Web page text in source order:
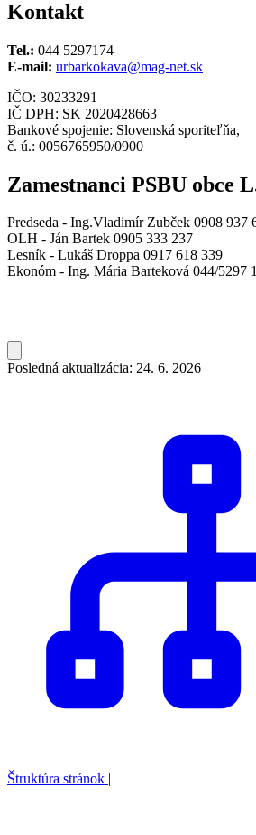
Kontakt
Tel.: 044 5297174
E-mail: urbarkokava@mag-net.sk
IČO: 30233291
IČ DPH: SK 2020428663
Bankové spojenie: Slovenská sporiteľňa,
č. ú.: 0056765950/0900
Zamestnanci PSBU obce
Predseda - Ing.Vladimír Zubček 0908 937
OLH - Ján Bartek 0905 333 237
Lesník - Lukáš Droppa 0917 618 339
Ekonóm - Ing. Mária Barteková 044/5297
Posledná aktualizácia: 24. 6. 2026
Štruktúra stránok